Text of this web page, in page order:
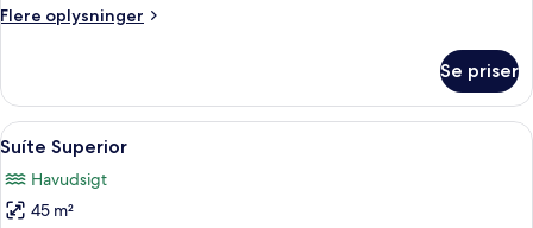
Flere oplysninger
Flere
Vista
Mar
Se priser
Indlæs
alle
billeder
af
Et hotelværelse med en stor seng,
7
Suíte Superior
Havudsigt
45 m²